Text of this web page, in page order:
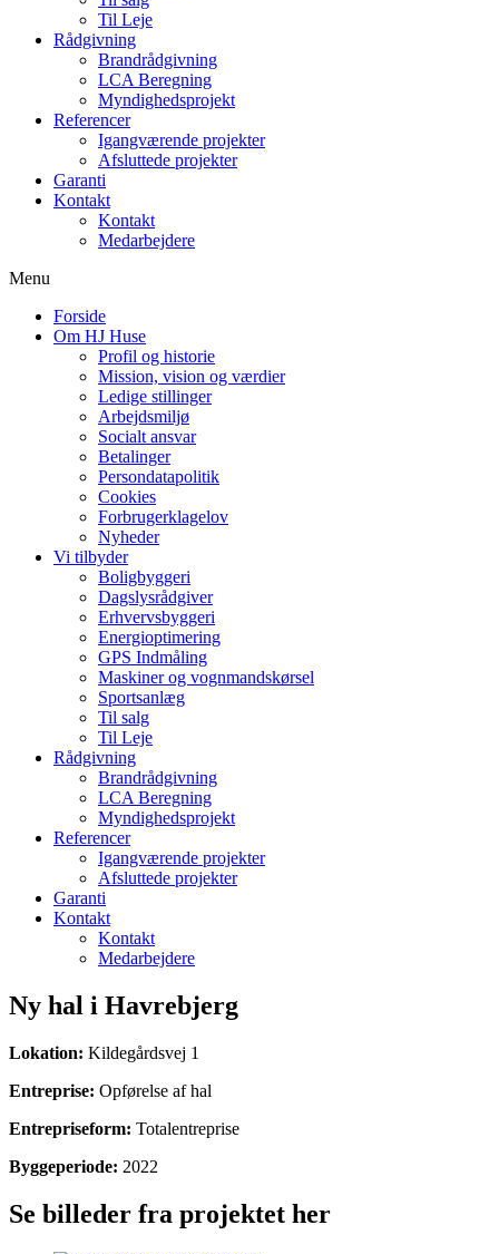
Til Leje
Rådgivning
Brandrådgivning
LCA Beregning
Myndighedsprojekt
Referencer
Igangværende projekter
Afsluttede projekter
Garanti
Kontakt
Kontakt
Medarbejdere
Menu
Forside
Om HJ Huse
Profil og historie
Mission, vision og værdier
Ledige stillinger
Arbejdsmiljø
Socialt ansvar​
Betalinger
Persondatapolitik
Cookies
Forbrugerklagelov
Nyheder
Vi tilbyder
Boligbyggeri
Dagslysrådgiver
Erhvervsbyggeri
Energioptimering
GPS Indmåling
Maskiner og vognmandskørsel
Sportsanlæg
Til salg
Til Leje
Rådgivning
Brandrådgivning
LCA Beregning
Myndighedsprojekt
Referencer
Igangværende projekter
Afsluttede projekter
Garanti
Kontakt
Kontakt
Medarbejdere
Ny hal i Havrebjerg
Lokation: Kildegårdsvej 1
Entreprise: Opførelse af hal
Entrepriseform: Totalentreprise
Byggeperiode: 2022
Se billeder fra projektet her